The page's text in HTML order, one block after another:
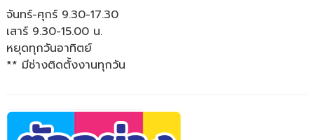
จันทร์-ศุกร์ 9.30-17.30
เสาร์ 9.30-15.00 น.
หยุดทุกวันอาทิตย์
** มีช่างติดตั้งงานทุกวัน